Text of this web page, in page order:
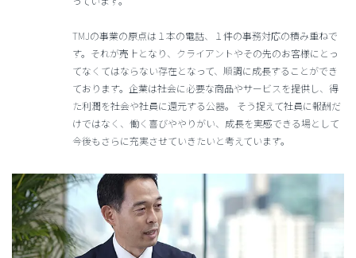
TMJの事業の原点は１本の電話、１件の事務対応の積み重ねで
す。それが売上となり、クライアントやその先のお客様にとっ
てなくてはならない存在となって、順調に成長することができ
ております。企業は社会に必要な商品やサービスを提供し、得
た利潤を社会や社員に還元する公器。 そう捉えて社員に報酬だ
けではなく、働く喜びややりがい、成長を実感できる場として
今後もさらに充実させていきたいと考えています。